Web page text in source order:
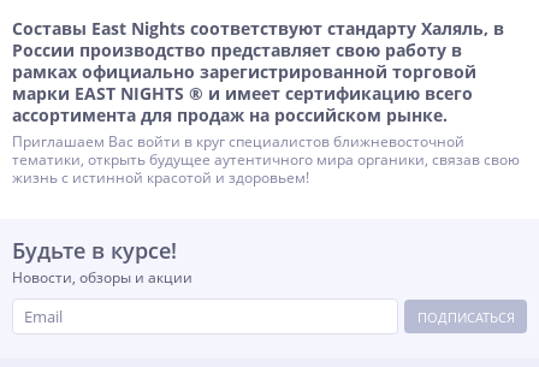
Составы East Nights соответствуют стандарту Халяль, в
России производство представляет свою работу в
рамках официально зарегистрированной торговой
марки EAST NIGHTS ® и имеет сертификацию всего
ассортимента для продаж на российском рынке.
Приглашаем Вас войти в круг специалистов ближневосточной
тематики, открыть будущее аутентичного мира органики, связав свою
жизнь с истинной красотой и здоровьем!
Будьте в курсе!
Новости, обзоры и акции
ПОДПИСАТЬСЯ